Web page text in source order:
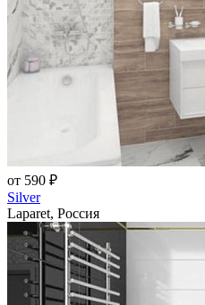
от 590 ₽
Silver
Laparet, Россия